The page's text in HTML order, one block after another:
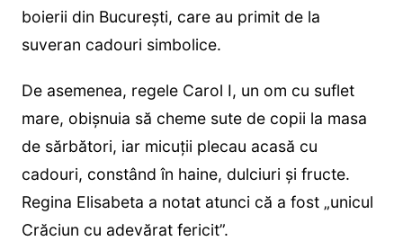
boierii din București, care au primit de la
suveran cadouri simbolice.
De asemenea, regele Carol I, un om cu suflet
mare, obișnuia să cheme sute de copii la masa
de sărbători, iar micuții plecau acasă cu
cadouri, constând în haine, dulciuri și fructe.
Regina Elisabeta a notat atunci că a fost „unicul
Crăciun cu adevărat fericit”.